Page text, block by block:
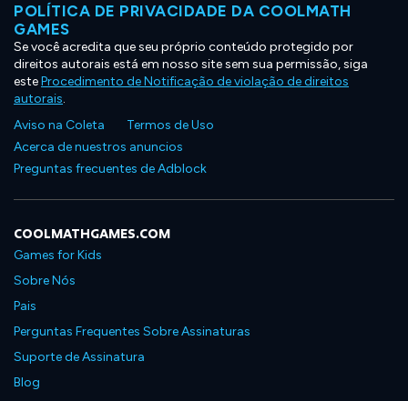
POLÍTICA DE PRIVACIDADE DA COOLMATH
GAMES
Se você acredita que seu próprio conteúdo protegido por
direitos autorais está em nosso site sem sua permissão, siga
esteProcedimento de Notificação de violação de direitos
autorais.
Aviso na Coleta
Termos de Uso
Acerca de nuestros anuncios
Preguntas frecuentes de Adblock
COOLMATHGAMES.COM
Games for Kids
Sobre Nós
Pais
Perguntas Frequentes Sobre Assinaturas
Suporte de Assinatura
Blog